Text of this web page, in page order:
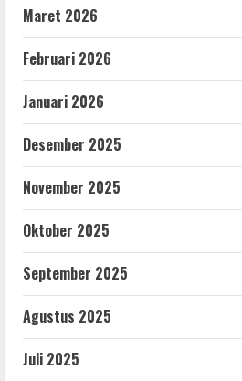
Maret 2026
Februari 2026
Januari 2026
Desember 2025
November 2025
Oktober 2025
September 2025
Agustus 2025
Juli 2025